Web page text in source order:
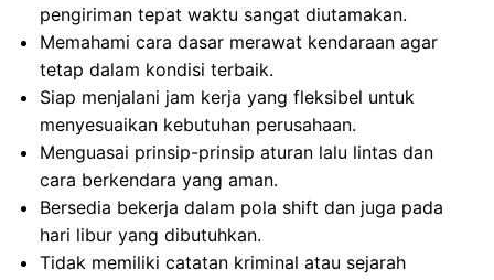
pengiriman tepat waktu sangat diutamakan.
Memahami cara dasar merawat kendaraan agar
tetap dalam kondisi terbaik.
Siap menjalani jam kerja yang fleksibel untuk
menyesuaikan kebutuhan perusahaan.
Menguasai prinsip-prinsip aturan lalu lintas dan
cara berkendara yang aman.
Bersedia bekerja dalam pola shift dan juga pada
hari libur yang dibutuhkan.
Tidak memiliki catatan kriminal atau sejarah